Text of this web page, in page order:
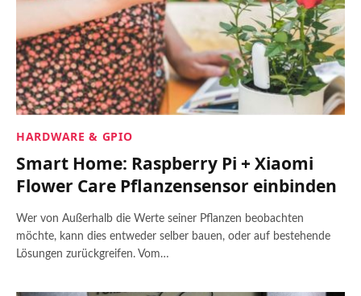
HARDWARE & GPIO
Smart Home: Raspberry Pi + Xiaomi
Flower Care Pflanzensensor einbinden
Wer von Außerhalb die Werte seiner Pflanzen beobachten
möchte, kann dies entweder selber bauen, oder auf bestehende
Lösungen zurückgreifen. Vom…